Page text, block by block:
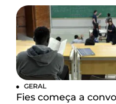
GERAL
Fies começa a